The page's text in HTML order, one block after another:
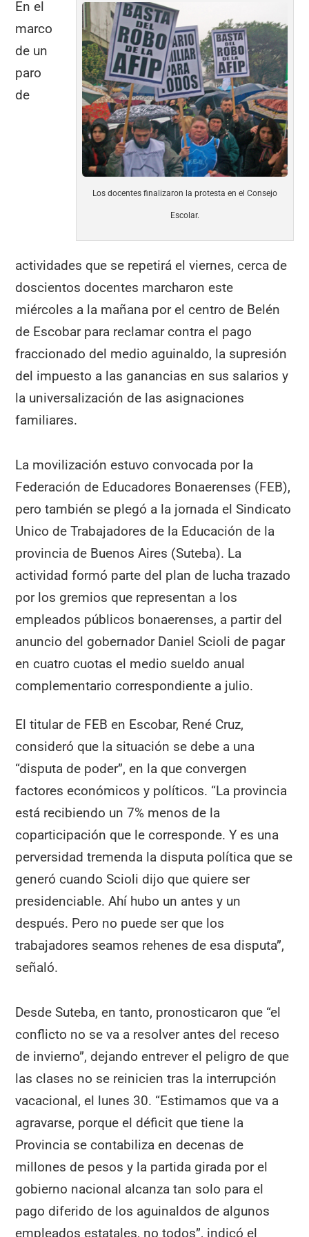
Los docentes finalizaron la protesta en el Consejo
Escolar.
En el
marco
de un
paro
de
actividades que se repetirá el viernes, cerca de
doscientos docentes marcharon este
miércoles a la mañana por el centro de Belén
de Escobar para reclamar contra el pago
fraccionado del medio aguinaldo, la supresión
del impuesto a las ganancias en sus salarios y
la universalización de las asignaciones
familiares.
La movilización estuvo convocada por la
Federación de Educadores Bonaerenses (FEB),
pero también se plegó a la jornada el Sindicato
Unico de Trabajadores de la Educación de la
provincia de Buenos Aires (Suteba). La
actividad formó parte del plan de lucha trazado
por los gremios que representan a los
empleados públicos bonaerenses, a partir del
anuncio del gobernador Daniel Scioli de pagar
en cuatro cuotas el medio sueldo anual
complementario correspondiente a julio.
El titular de FEB en Escobar, René Cruz,
consideró que la situación se debe a una
“disputa de poder”, en la que convergen
factores económicos y políticos. “La provincia
está recibiendo un 7% menos de la
coparticipación que le corresponde. Y es una
perversidad tremenda la disputa política que se
generó cuando Scioli dijo que quiere ser
presidenciable. Ahí hubo un antes y un
después. Pero no puede ser que los
trabajadores seamos rehenes de esa disputa”,
señaló.
Desde Suteba, en tanto, pronosticaron que “el
conflicto no se va a resolver antes del receso
de invierno”, dejando entrever el peligro de que
las clases no se reinicien tras la interrupción
vacacional, el lunes 30. “Estimamos que va a
agravarse, porque el déficit que tiene la
Provincia se contabiliza en decenas de
millones de pesos y la partida girada por el
gobierno nacional alcanza tan solo para el
pago diferido de los aguinaldos de algunos
empleados estatales, no todos”, indicó el